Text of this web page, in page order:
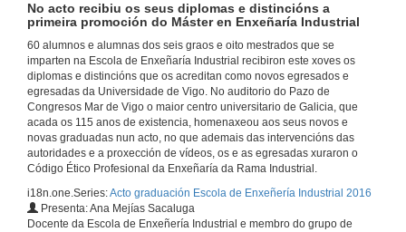
No acto recibiu os seus diplomas e distincións a
primeira promoción do Máster en Enxeñaría Industrial
60 alumnos e alumnas dos seis graos e oito mestrados que se
imparten na Escola de Enxeñaría Industrial recibiron este xoves os
diplomas e distincións que os acreditan como novos egresados e
egresadas da Universidade de Vigo. No auditorio do Pazo de
Congresos Mar de Vigo o maior centro universitario de Galicia, que
acada os 115 anos de existencia, homenaxeou aos seus novos e
novas graduadas nun acto, no que ademais das intervencións das
autoridades e a proxección de vídeos, os e as egresadas xuraron o
Código Ético Profesional da Enxeñaría da Rama Industrial.
i18n.one.Series:Acto graduación Escola de Enxeñería Industrial 2016
Presenta: Ana Mejías Sacaluga
Docente da Escola de Enxeñería Industrial e membro do grupo de